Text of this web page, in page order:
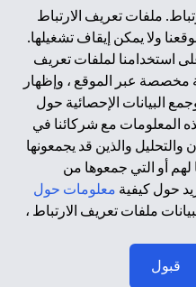
ملفات تعريف الارتباط
ولا يمكن إيقاف تشغيلها.
استخدامنا لملفات تعريف
مخصصة عبر الموقع ، وإظهار
البيانات الإحصائية حول
المعلومات مع شركائنا في
والتحليل والذين قد يجمعونها
لهم أو التي جمعوها من
حول كيفية معلومات حول
ملفات تعريف الارتباط ،
قبول
الاقتصادية الأوروبية أو
موناكو أو سان مارينو أو
المتحدة أو خصوصية البيانات
حماية البيانات الشخصية
المحتوى الموجود في هذه
أنه عرض أو دعوة أو دعوة
المذكورة هنا لمثل هؤلاء
*GDPR – اللائحة العامة لحماية البيانات؛ * LGPD – Lei Geral de
Proteção de Dados Pessoais ; *NZPA – قانون الخصوصية